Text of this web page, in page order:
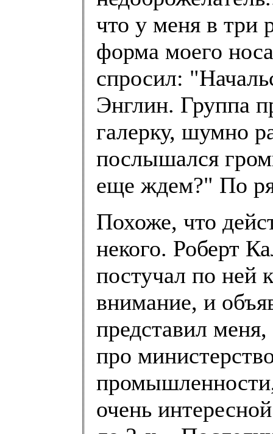
что у меня в три
форма моего
спросил:
Энглин. Группа
галерку, шумно
послышался
еще ждем?" По
Похоже, что
некого. Роберт
постучал по ней
внимание, и
представил
про
очень